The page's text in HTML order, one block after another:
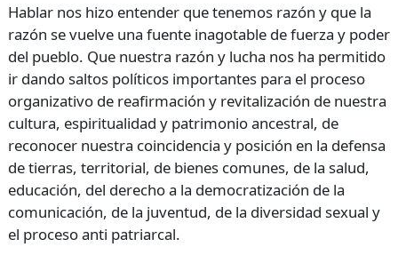
Hablar nos hizo entender que tenemos razón y que la
razón se vuelve una fuente inagotable de fuerza y poder
del pueblo. Que nuestra razón y lucha nos ha permitido
ir dando saltos políticos importantes para el proceso
organizativo de reafirmación y revitalización de nuestra
cultura, espiritualidad y patrimonio ancestral, de
reconocer nuestra coincidencia y posición en la defensa
de tierras, territorial, de bienes comunes, de la salud,
educación, del derecho a la democratización de la
comunicación, de la juventud, de la diversidad sexual y
el proceso anti patriarcal.